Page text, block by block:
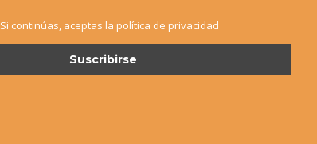
Si continúas, aceptas la política de privacidad